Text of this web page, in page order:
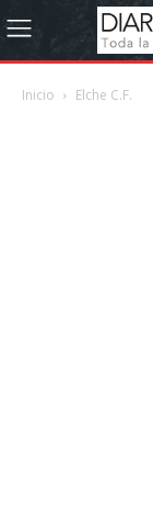
Inicio Elche C.F.